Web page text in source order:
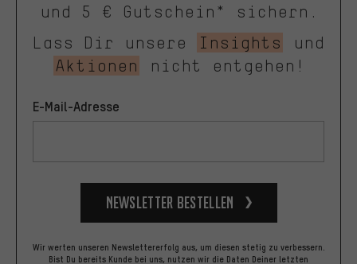
und 5 € Gutschein* sichern.
Lass Dir unsere
Insights
und
Aktionen
nicht entgehen!
E-Mail-Adresse
Newsletter bestellen
Wir werten unseren Newslettererfolg aus, um diesen stetig zu verbessern.
Bist Du bereits Kunde bei uns, nutzen wir die Daten Deiner letzten